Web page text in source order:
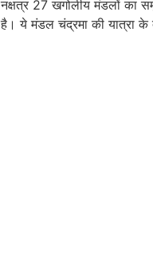
नक्षत्र 27 खगोलीय मंडलों का
है। ये मंडल चंद्रमा की यात्रा के